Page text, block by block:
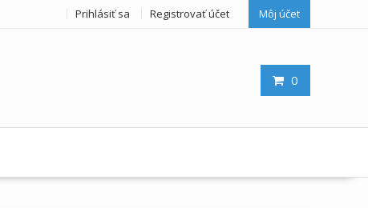
Prihlásiť sa Registrovať účet Môj účet
0